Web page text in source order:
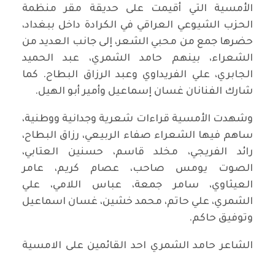
الأمسية التي أقيمت على حديقة مقر منظمة
الحزب الشيوعي العراقي في الكرادة داخل ببغداد،
حضرها جمع من محبي الشعر، إلى جانب العديد من
الشعراء، بينهم حامد الشمري، عبد الحميد
الجابري، علي الفريداوي وعبد الرزاق البطاح. كما
شارك الفنانان غسان إسماعيل وأمير أبو الهيل.
وشهدت الأمسية قراءات شعرية وجدانية ووطنية،
ساهم فيها الشعراء صفاء الربيعي، رزاق البطاح،
رائد الفريجي، مخلد قاسم، حسنين العتابي،
الصوت يومس صاحب، عصام كريم، عامر
العيثاوي، سامر جمعة، عباس اللامي، علي
الشمري، علي حاتم، محمد خشين، غسان اسماعيل
وتوفيق حاكم.
الشاعر حامد الشمري احد القائمين على الامسية